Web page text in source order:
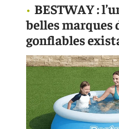
BESTWAY :
belles marques
gonflables